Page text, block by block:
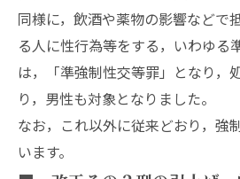
同様に，飲酒や薬物の影響などで
る人に性行為等をする，いわゆる
は，「準強制性交等罪」となり，
り，男性も対象となりました。
なお，これ以外に従来どおり，強
います。